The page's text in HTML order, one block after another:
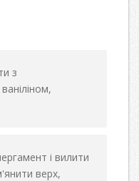
з
і вилити
верх,